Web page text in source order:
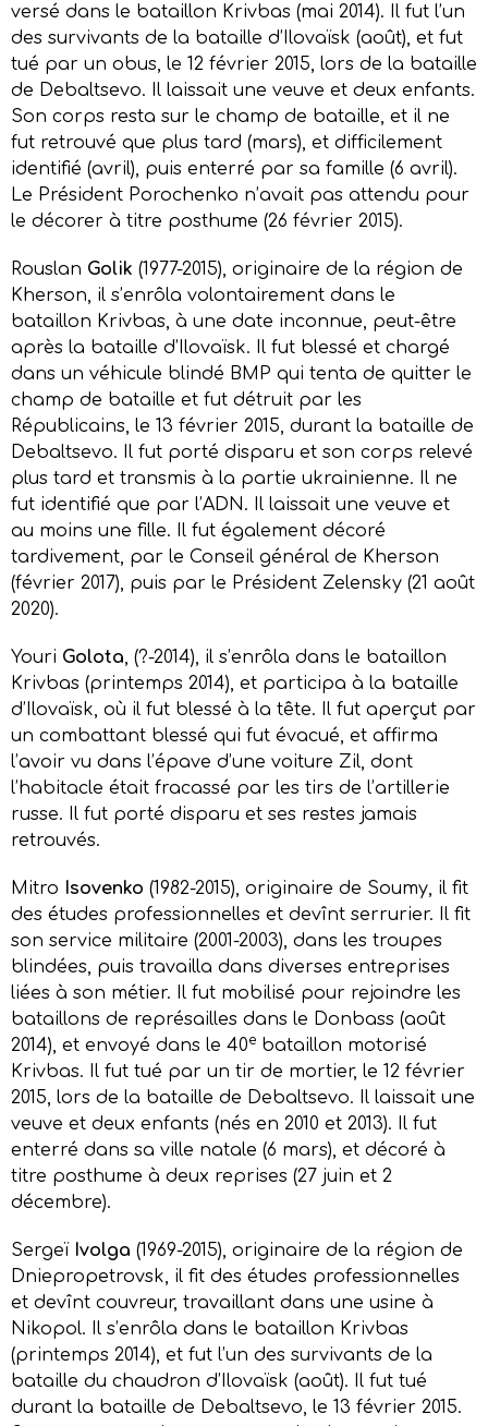
versé dans le bataillon Krivbas (mai 2014). Il fut l’un
des survivants de la bataille d’Ilovaïsk (août), et fut
tué par un obus, le 12 février 2015, lors de la bataille
de Debaltsevo. Il laissait une veuve et deux enfants.
Son corps resta sur le champ de bataille, et il ne
fut retrouvé que plus tard (mars), et difficilement
identifié (avril), puis enterré par sa famille (6 avril).
Le Président Porochenko n’avait pas attendu pour
le décorer à titre posthume (26 février 2015).
Rouslan Golik (1977-2015), originaire de la région de
Kherson, il s’enrôla volontairement dans le
bataillon Krivbas, à une date inconnue, peut-être
après la bataille d’Ilovaïsk. Il fut blessé et chargé
dans un véhicule blindé BMP qui tenta de quitter le
champ de bataille et fut détruit par les
Républicains, le 13 février 2015, durant la bataille de
Debaltsevo. Il fut porté disparu et son corps relevé
plus tard et transmis à la partie ukrainienne. Il ne
fut identifié que par l’ADN. Il laissait une veuve et
au moins une fille. Il fut également décoré
tardivement, par le Conseil général de Kherson
(février 2017), puis par le Président Zelensky (21 août
2020).
Youri Golota, (?-2014), il s’enrôla dans le bataillon
Krivbas (printemps 2014), et participa à la bataille
d’Ilovaïsk, où il fut blessé à la tête. Il fut aperçut par
un combattant blessé qui fut évacué, et affirma
l’avoir vu dans l’épave d’une voiture Zil, dont
l’habitacle était fracassé par les tirs de l’artillerie
russe. Il fut porté disparu et ses restes jamais
retrouvés.
Mitro Isovenko (1982-2015), originaire de Soumy, il fit
des études professionnelles et devînt serrurier. Il fit
son service militaire (2001-2003), dans les troupes
blindées, puis travailla dans diverses entreprises
liées à son métier. Il fut mobilisé pour rejoindre les
bataillons de représailles dans le Donbass (août
2014), et envoyé dans le 40e bataillon motorisé
Krivbas. Il fut tué par un tir de mortier, le 12 février
2015, lors de la bataille de Debaltsevo. Il laissait une
veuve et deux enfants (nés en 2010 et 2013). Il fut
enterré dans sa ville natale (6 mars), et décoré à
titre posthume à deux reprises (27 juin et 2
décembre).
Sergeï Ivolga (1969-2015), originaire de la région de
Dniepropetrovsk, il fit des études professionnelles
et devînt couvreur, travaillant dans une usine à
Nikopol. Il s’enrôla dans le bataillon Krivbas
(printemps 2014), et fut l’un des survivants de la
bataille du chaudron d’Ilovaïsk (août). Il fut tué
durant la bataille de Debaltsevo, le 13 février 2015.